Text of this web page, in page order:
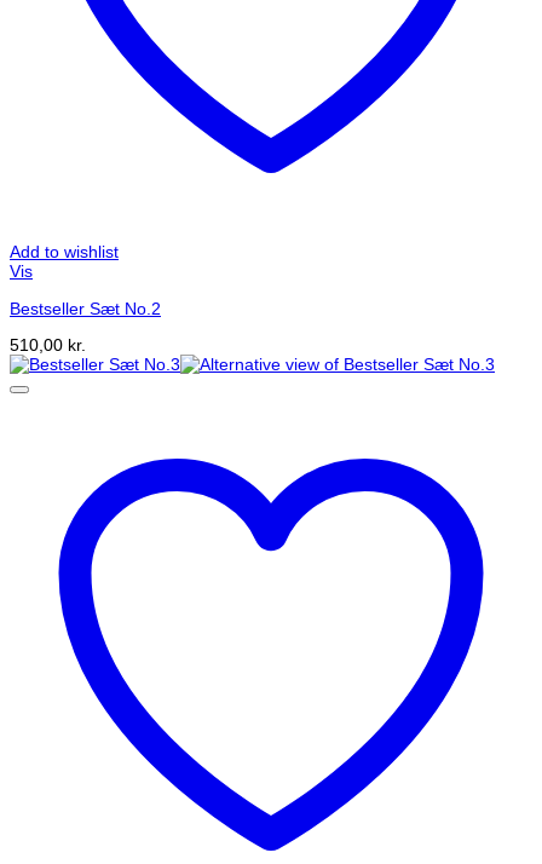
Add to wishlist
Vis
Bestseller Sæt No.2
510,00 kr.